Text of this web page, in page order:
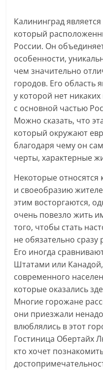
Калининград
который
России. Он
особенности,
чем значительно
городов. Его область
у которой нет
с основной частью
Можно сказать, что
который окружают
благодаря чему он
черты, характерные
Некоторые
и своеобразию
этим восторгаются,
очень повезло жить
того, чтобы стать
не обязательно сразу
Его иногда
Штатами или
современного
которые оказались
Многие горожане
они приезжали
влюблялись в этот
Гостиница Обертайх
кто хочет